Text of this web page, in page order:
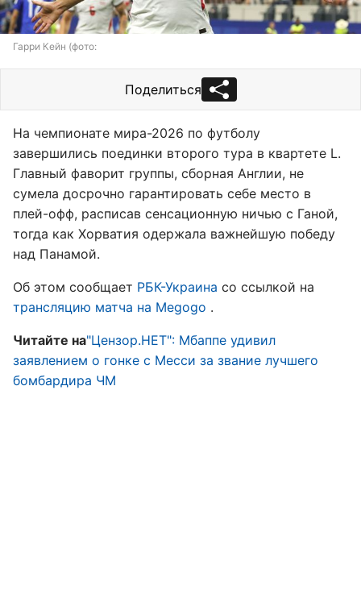
Гарри Кейн (фото:
Поделиться
На чемпионате мира-2026 по футболу
завершились поединки второго тура в квартете L.
Главный фаворит группы, сборная Англии, не
сумела досрочно гарантировать себе место в
плей-офф, расписав сенсационную ничью с Ганой,
тогда как Хорватия одержала важнейшую победу
над Панамой.
Об этом сообщает РБК-Украина со ссылкой на
трансляцию матча на Megogo .
Читайте на"Цензор.НЕТ": Мбаппе удивил
заявлением о гонке с Месси за звание лучшего
бомбардира ЧМ